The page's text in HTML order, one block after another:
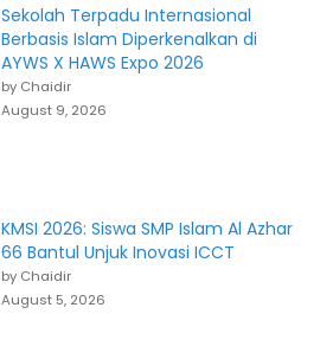
Sekolah Terpadu Internasional
Berbasis Islam Diperkenalkan di
AYWS X HAWS Expo 2026
by Chaidir
August 9, 2026
KMSI 2026: Siswa SMP Islam Al Azhar
66 Bantul Unjuk Inovasi ICCT
by Chaidir
August 5, 2026